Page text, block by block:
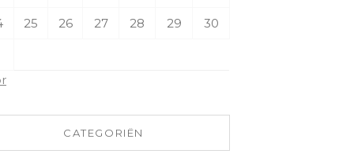
25 26 27 28 29 30
CATEGORIËN